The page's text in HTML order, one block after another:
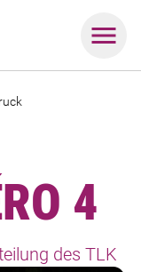
4
des TLK